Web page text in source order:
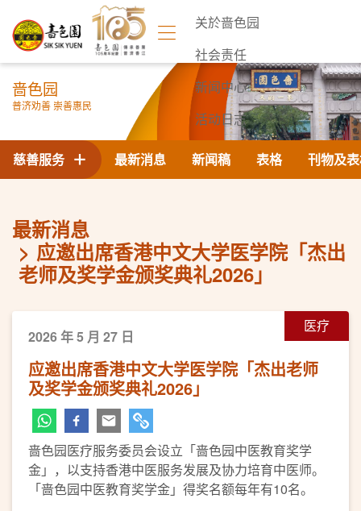
关於啬色园
社会责任
新闻中心
活动日志
联络我们
啬色园
普济劝善 崇善惠民
最新消息 新闻稿 表格 刊物及
慈善服务
最新消息
应邀出席香港中文大学医学院「杰出
老师及奖学金颁奖典礼2026」
医疗
2026 年 5 月 27 日
应邀出席香港中文大学医学院「杰出老师
及奖学金颁奖典礼2026」
啬色园医疗服务委员会设立「啬色园中医教育奖学
金」，以支持香港中医服务发展及协力培育中医师。
「啬色园中医教育奖学金」得奖名额每年有10名。